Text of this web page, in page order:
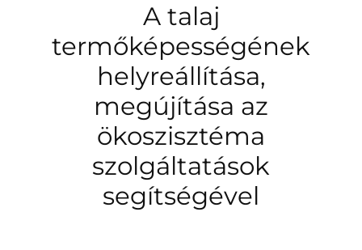
A talaj
termőképességének
helyreállítása,
megújítása az
ökoszisztéma
szolgáltatások
segítségével